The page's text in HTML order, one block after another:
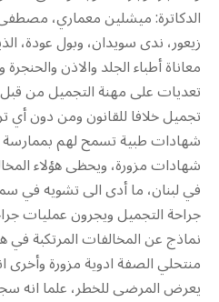
الدكاترة: ميشلين معماري،
زيعور، ندى سويدان، وبول عودة،
معاناة أطباء الجلد والاذن
تعديات على مهنة التجميل من
تجميل خلافا للقانون ومن دون أي
شهادات طبية تسمح لهم
شهادات مزورة، ويحظى هؤلاء
في لبنان، ما أدى الى تشويه في
جراحة التجميل ويجرون عمليات
نماذج عن المخالفات المرتكبة في
منتحلي الصفة ادوية مزورة وأخرى
يعرض المرضى للخطر، علما انه